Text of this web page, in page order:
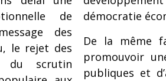
de
des
le rejet des
du scrutin
démocratie
De la même
promouvoir
publiques et